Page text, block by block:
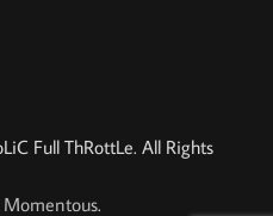
Full ThRottLe. All Rights
Momentous.